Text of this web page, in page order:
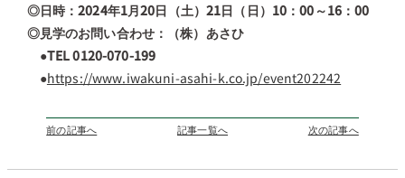
◎日時：2024年1月20日（土）21日（日）10：00～16：00
◎見学のお問い合わせ：（株）あさひ
●TEL 0120-070-199
●https://www.iwakuni-asahi-k.co.jp/event202242
前の記事へ 記事一覧へ 次の記事へ